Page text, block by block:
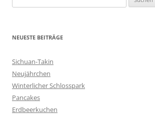
u
h
n
n
a
c
h
NEUESTE BEITRÄGE
Sichuan-Takin
Neujährchen
Winterlicher Schlosspark
Pancakes
Erdbeerkuchen